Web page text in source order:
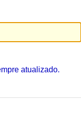
atualizado.